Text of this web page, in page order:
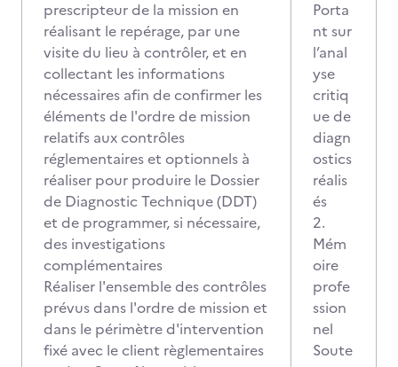
prescripteur de la mission en
réalisant le repérage, par une
visite du lieu à contrôler, et en
collectant les informations
nécessaires afin de confirmer les
éléments de l'ordre de mission
relatifs aux contrôles
réglementaires et optionnels à
réaliser pour produire le Dossier
de Diagnostic Technique (DDT)
et de programmer, si nécessaire,
des investigations
complémentaires
Réaliser l'ensemble des contrôles
prévus dans l'ordre de mission et
dans le périmètre d'intervention
fixé avec le client règlementaires
Porta
nt sur
l’anal
yse
critiq
ue de
diagn
ostics
réalis
és
2.
Mém
oire
profe
ssion
nel
Soute